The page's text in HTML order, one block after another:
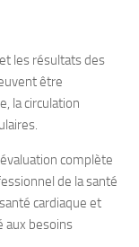
les résultats des
être
la circulation
complète
de la santé
cardiaque et
aux besoins